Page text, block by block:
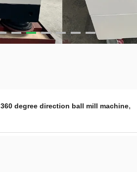
360 degree direction ball mill machine,